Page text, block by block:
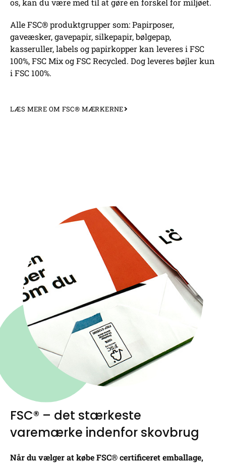
os, kan du være med til at gøre en forskel for miljøet.
Alle FSC® produktgrupper som: Papirposer,
gaveæsker, gavepapir, silkepapir, bølgepap,
kasseruller, labels og papirkopper kan leveres i FSC
100%, FSC Mix og FSC Recycled. Dog leveres bøjler kun
i FSC 100%.
LÆS MERE OM FSC® MÆRKERNE
FSC® – det stærkeste
varemærke indenfor skovbrug
Når du vælger at købe FSC® certificeret emballage,